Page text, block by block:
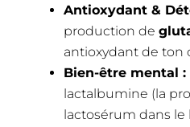
Antioxydant &
production de
antioxydant de ton
Bien-être mental :
lactalbumine (la
lactosérum dans le